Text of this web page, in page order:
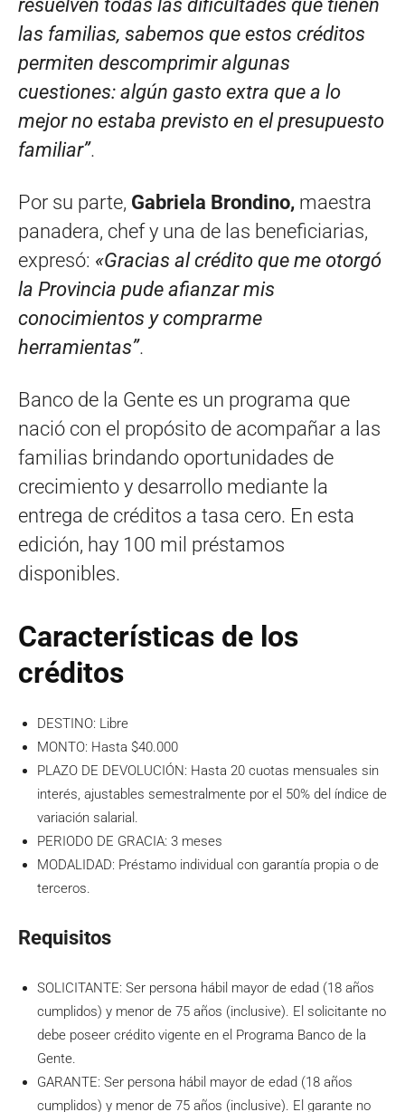
resuelven todas las dificultades que tienen
las familias, sabemos que estos créditos
permiten descomprimir algunas
cuestiones: algún gasto extra que a lo
mejor no estaba previsto en el presupuesto
familiar”.
Por su parte, Gabriela Brondino, maestra
panadera, chef y una de las beneficiarias,
expresó: «Gracias al crédito que me otorgó
la Provincia pude afianzar mis
conocimientos y comprarme
herramientas”.
Banco de la Gente es un programa que
nació con el propósito de acompañar a las
familias brindando oportunidades de
crecimiento y desarrollo mediante la
entrega de créditos a tasa cero. En esta
edición, hay 100 mil préstamos
disponibles.
Características de los
créditos
DESTINO: Libre
MONTO: Hasta $40.000
PLAZO DE DEVOLUCIÓN: Hasta 20 cuotas mensuales sin
interés, ajustables semestralmente por el 50% del índice de
variación salarial.
PERIODO DE GRACIA: 3 meses
MODALIDAD: Préstamo individual con garantía propia o de
terceros.
Requisitos
SOLICITANTE: Ser persona hábil mayor de edad (18 años
cumplidos) y menor de 75 años (inclusive). El solicitante no
debe poseer crédito vigente en el Programa Banco de la
Gente.
GARANTE: Ser persona hábil mayor de edad (18 años
cumplidos) y menor de 75 años (inclusive). El garante no